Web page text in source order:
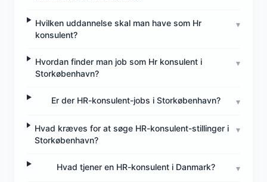
Hvilken uddannelse skal man have som Hr
konsulent?
▾
Hvordan finder man job som Hr konsulent i
Storkøbenhavn?
▾
Er der HR-konsulent-jobs i Storkøbenhavn? ▾
Hvad kræves for at søge HR-konsulent-stillinger i
Storkøbenhavn?
▾
Hvad tjener en HR-konsulent i Danmark? ▾